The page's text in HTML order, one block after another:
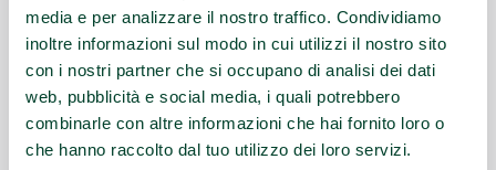
media e per analizzare il nostro traffico. Condividiamo
inoltre informazioni sul modo in cui utilizzi il nostro sito
con i nostri partner che si occupano di analisi dei dati
web, pubblicità e social media, i quali potrebbero
combinarle con altre informazioni che hai fornito loro o
che hanno raccolto dal tuo utilizzo dei loro servizi.
in volta, contattare il referente per info.
Questo contenuto si trova inGruppi di
cammino